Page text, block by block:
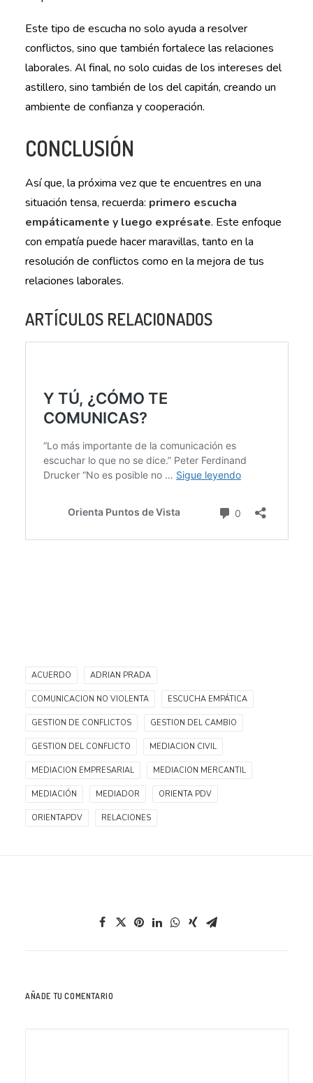
Este tipo de escucha no solo ayuda a resolver
conflictos, sino que también fortalece las relaciones
laborales. Al final, no solo cuidas de los intereses del
astillero, sino también de los del capitán, creando un
ambiente de confianza y cooperación.
CONCLUSIÓN
Así que, la próxima vez que te encuentres en una
situación tensa, recuerda: primero escucha
empáticamente y luego exprésate. Este enfoque
con empatía puede hacer maravillas, tanto en la
resolución de conflictos como en la mejora de tus
relaciones laborales.
ARTÍCULOS RELACIONADOS
ACUERDO ADRIAN PRADA
COMUNICACION NO VIOLENTA ESCUCHA EMPÁTICA
GESTION DE CONFLICTOS GESTION DEL CAMBIO
GESTION DEL CONFLICTO MEDIACION CIVIL
MEDIACION EMPRESARIAL MEDIACION MERCANTIL
MEDIACIÓN MEDIADOR ORIENTA PDV
ORIENTAPDV RELACIONES
AÑADE TU COMENTARIO